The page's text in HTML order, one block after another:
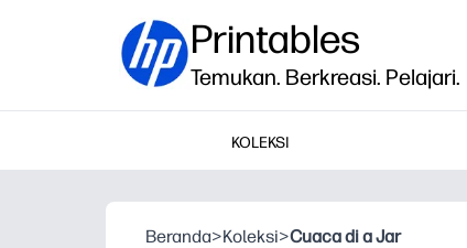
Printables
Temukan. Berkreasi. Pelajari.
KOLEKSI
Beranda>Koleksi>Cuaca di a Jar